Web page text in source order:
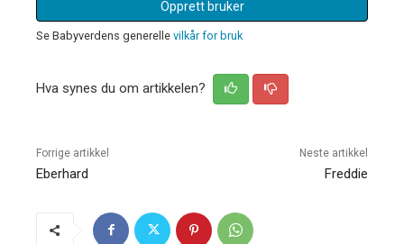
Opprett bruker
Se Babyverdens generelle vilkår for bruk
Hva synes du om artikkelen?
Forrige artikkel
Eberhard
Neste artikkel
Freddie